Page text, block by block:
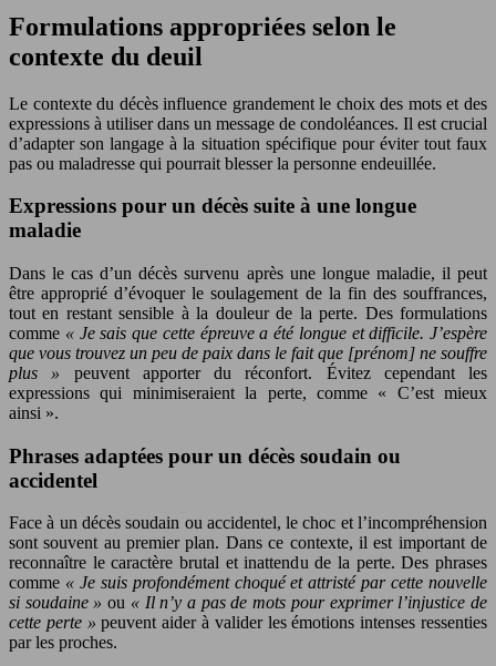
Formulations appropriées selon le
contexte du deuil
Le contexte du décès influence grandement le choix des mots et des
expressions à utiliser dans un message de condoléances. Il est crucial
d’adapter son langage à la situation spécifique pour éviter tout faux
pas ou maladresse qui pourrait blesser la personne endeuillée.
Expressions pour un décès suite à une longue
maladie
Dans le cas d’un décès survenu après une longue maladie, il peut
être approprié d’évoquer le soulagement de la fin des souffrances,
tout en restant sensible à la douleur de la perte. Des formulations
comme « Je sais que cette épreuve a été longue et difficile. J’espère
que vous trouvez un peu de paix dans le fait que [prénom] ne souffre
plus » peuvent apporter du réconfort. Évitez cependant les
expressions qui minimiseraient la perte, comme « C’est mieux
ainsi ».
Phrases adaptées pour un décès soudain ou
accidentel
Face à un décès soudain ou accidentel, le choc et l’incompréhension
sont souvent au premier plan. Dans ce contexte, il est important de
reconnaître le caractère brutal et inattendu de la perte. Des phrases
comme « Je suis profondément choqué et attristé par cette nouvelle
si soudaine »ou « Il n’y a pas de mots pour exprimer l’injustice de
cette perte »peuvent aider à valider les émotions intenses ressenties
par les proches.